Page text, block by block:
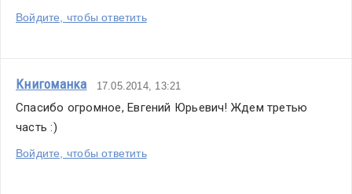
Войдите, чтобы ответить
Книгоманка 17.05.2014, 13:21
Спасибо огромное, Евгений Юрьевич! Ждем третью
часть :)
Войдите, чтобы ответить